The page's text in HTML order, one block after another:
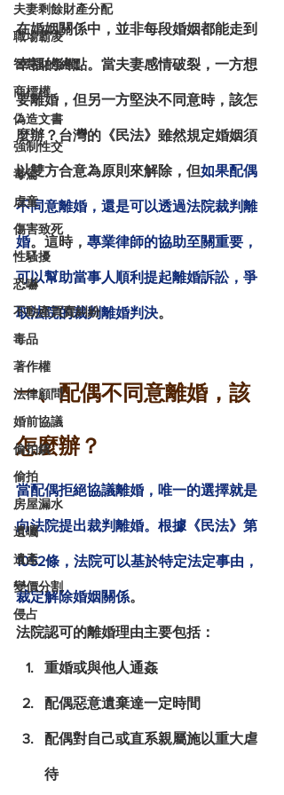
夫妻剩餘財產分配
職場霸凌
智慧財產權
商標權
偽造文書
強制性交
毒駕
虐童
傷害致死
性騷擾
恐嚇
不動產買賣糾紛
毒品
著作權
法律顧問
婚前協議
偷拍鎮
偷拍
房屋漏水
遺囑
遺產
變價分割
侵占
在婚姻關係中，並非每段婚姻都能走到
幸福的終點。當夫妻感情破裂，一方想
要離婚，但另一方堅決不同意時，該怎
麼辦？台灣的《民法》雖然規定婚姻須
以雙方合意為原則來解除，但如果配偶
不同意離婚，還是可以透過法院裁判離
婚。這時， 專業律師的協助至關重要，
可以幫助當事人順利提起離婚訴訟，爭
取法院的裁判離婚判決。
一、配偶不同意離婚，該
怎麼辦？
當配偶拒絕協議離婚，唯一的選擇就是
向法院提出裁判離婚。根據《民法》第
1052條，法院可以基於特定法定事由，
裁定解除婚姻關係。
法院認可的離婚理由主要包括：
重婚或與他人通姦
配偶惡意遺棄達一定時間
配偶對自己或直系親屬施以重大虐
待